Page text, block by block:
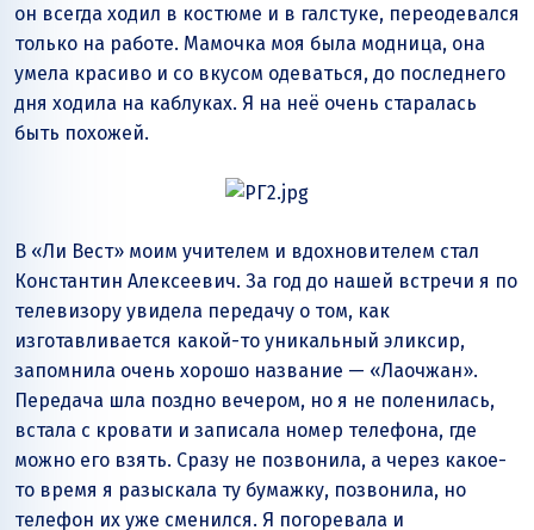
он всегда ходил в костюме и в галстуке, переодевался
только на работе. Мамочка моя была модница, она
умела красиво и со вкусом одеваться, до последнего
дня ходила на каблуках. Я на неё очень старалась
быть похожей.
В «Ли Вест» моим учителем и вдохновителем стал
Константин Алексеевич. За год до нашей встречи я по
телевизору увидела передачу о том, как
изготавливается какой-то уникальный эликсир,
запомнила очень хорошо название — «Лаочжан».
Передача шла поздно вечером, но я не поленилась,
встала с кровати и записала номер телефона, где
можно его взять. Сразу не позвонила, а через какое-
то время я разыскала ту бумажку, позвонила, но
телефон их уже сменился. Я погоревала и